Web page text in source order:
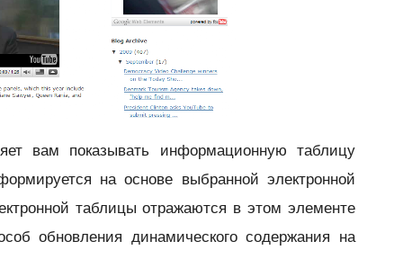
вам показывать информационную таблицу
на основе выбранной электронной
таблицы отражаются в этом элементе
обновления динамического содержания на